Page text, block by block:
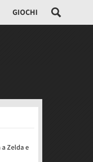
GIOCHI
Zelda e